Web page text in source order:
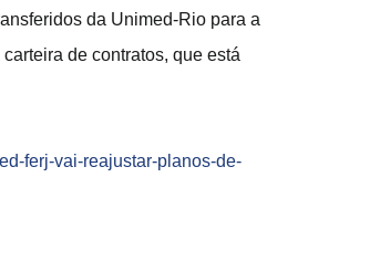
da Unimed-Rio para a
de contratos, que está
ferj-vai-reajustar-planos-de-